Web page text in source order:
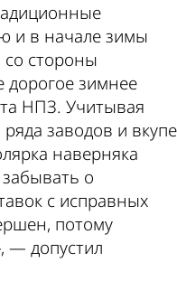
и в начале зимы
со стороны
дорогое зимнее
НПЗ. Учитывая
заводов и вкупе
наверняка
о
с исправных
потому
— допустил